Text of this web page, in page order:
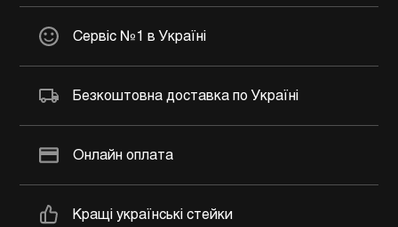
Сервіс №1 в Україні
Безкоштовна доставка по Україні
Онлайн оплата
Кращі українські стейки